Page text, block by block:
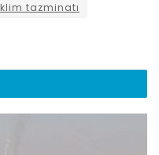
tazminatı